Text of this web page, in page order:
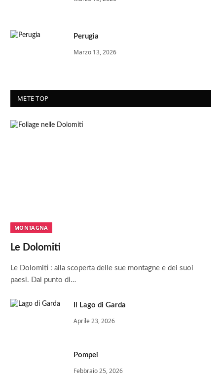
Perugia
Marzo 13, 2026
METE TOP
MONTAGNA
Le Dolomiti
Le Dolomiti : alla scoperta delle sue montagne e dei suoi
paesi. Dal punto di…
Il Lago di Garda
Aprile 23, 2026
Pompei
Febbraio 25, 2026